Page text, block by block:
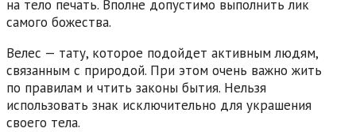
на тело печать. Вполне допустимо выполнить лик
самого божества.
Велес — тату, которое подойдет активным людям,
связанным с природой. При этом очень важно жить
по правилам и чтить законы бытия. Нельзя
использовать знак исключительно для украшения
своего тела.